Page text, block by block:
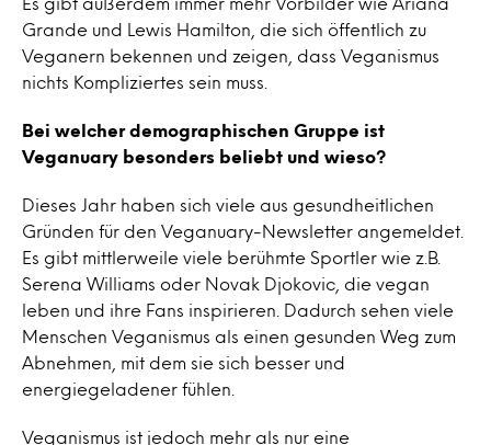
Grande und Lewis Hamilton, die sich öffentlich zu
Veganern bekennen und zeigen, dass Veganismus
nichts Kompliziertes sein muss.
Bei welcher demographischen Gruppe ist
Veganuary besonders beliebt und wieso?
Dieses Jahr haben sich viele aus gesundheitlichen
Gründen für den Veganuary-Newsletter angemeldet.
Es gibt mittlerweile viele berühmte Sportler wie z.B.
Serena Williams oder Novak Djokovic, die vegan
leben und ihre Fans inspirieren. Dadurch sehen viele
Menschen Veganismus als einen gesunden Weg zum
Abnehmen, mit dem sie sich besser und
energiegeladener fühlen.
Veganismus ist jedoch mehr als nur eine